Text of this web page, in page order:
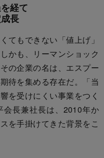
経て
長
てもできない「値上げ」
かも、リーマンショック
の企業の名は、エスプー
待を集める存在だ。「当
を受けにくい事業をつく
会長兼社長は、2010年か
を手掛けてきた背景をこ